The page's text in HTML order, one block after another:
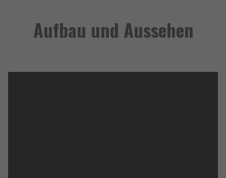
Aufbau und Aussehen